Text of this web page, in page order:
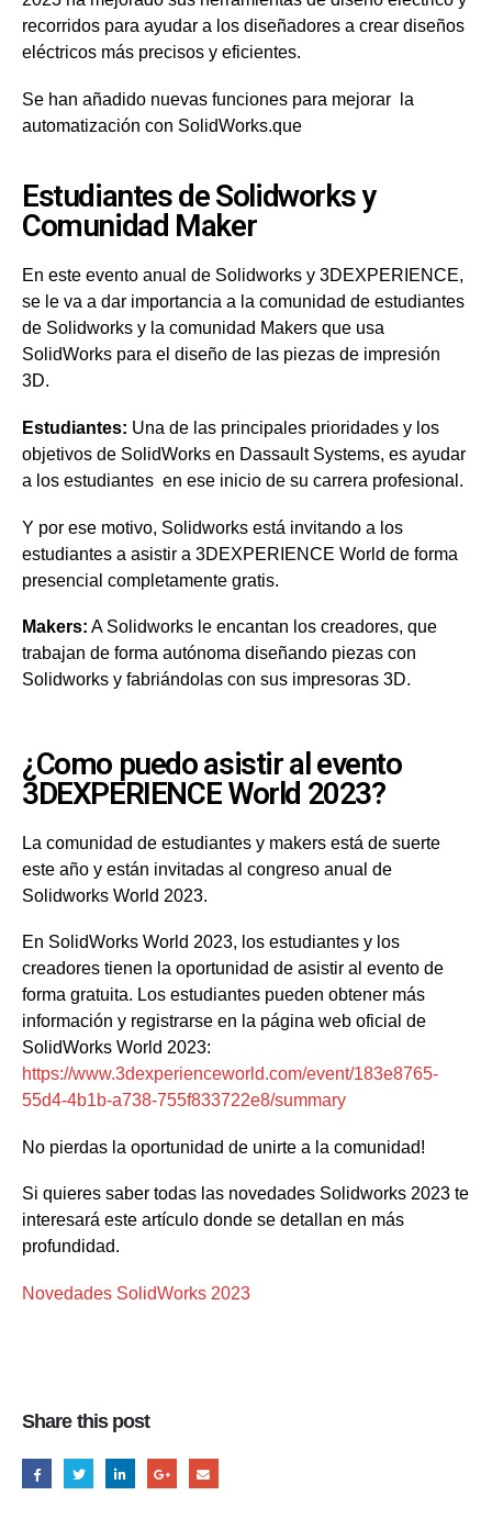
recorridos para ayudar a los diseñadores a crear diseños
eléctricos más precisos y eficientes.
Se han añadido nuevas funciones para mejorar la
automatización con SolidWorks.que
Estudiantes de Solidworks y
Comunidad Maker
En este evento anual de Solidworks y 3DEXPERIENCE,
se le va a dar importancia a la comunidad de estudiantes
de Solidworks y la comunidad Makers que usa
SolidWorks para el diseño de las piezas de impresión
3D.
Estudiantes: Una de las principales prioridades y los
objetivos de SolidWorks en Dassault Systems, es ayudar
a los estudiantes en ese inicio de su carrera profesional.
Y por ese motivo, Solidworks está invitando a los
estudiantes a asistir a 3DEXPERIENCE World de forma
presencial completamente gratis.
Makers: A Solidworks le encantan los creadores, que
trabajan de forma autónoma diseñando piezas con
Solidworks y fabriándolas con sus impresoras 3D.
¿Como puedo asistir al evento
3DEXPERIENCE World 2023?
La comunidad de estudiantes y makers está de suerte
este año y están invitadas al congreso anual de
Solidworks World 2023.
En SolidWorks World 2023, los estudiantes y los
creadores tienen la oportunidad de asistir al evento de
forma gratuita. Los estudiantes pueden obtener más
información y registrarse en la página web oficial de
SolidWorks World 2023:
https://www.3dexperienceworld.com/event/183e8765-
55d4-4b1b-a738-755f833722e8/summary
No pierdas la oportunidad de unirte a la comunidad!
Si quieres saber todas las novedades Solidworks 2023 te
interesará este artículo donde se detallan en más
profundidad.
Novedades SolidWorks 2023
Share this post